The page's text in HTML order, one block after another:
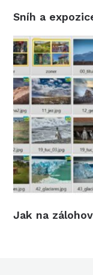
Sníh a
Jak na